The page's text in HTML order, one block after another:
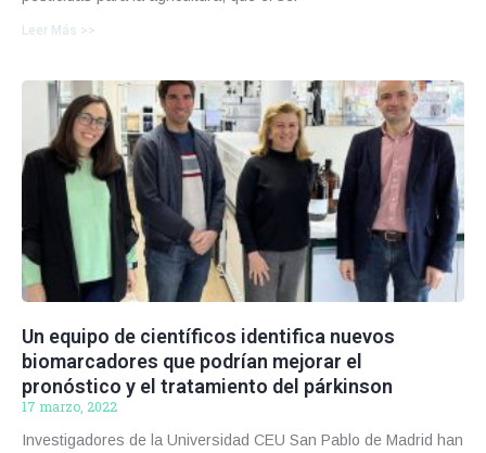
Leer Más >>
Un equipo de científicos identifica nuevos
biomarcadores que podrían mejorar el
pronóstico y el tratamiento del párkinson
17 marzo, 2022
Investigadores de la Universidad CEU San Pablo de Madrid han